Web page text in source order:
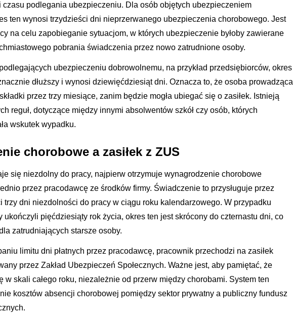
podlegania ubezpieczeniu. Dla osób objętych ubezpieczeniem
ten wynosi trzydzieści dni nieprzerwanego ubezpieczenia chorobowego. Jest
na celu zapobieganie sytuacjom, w których ubezpieczenie byłoby zawierane
pobrania świadczenia przez nowo zatrudnione osoby.
ubezpieczeniu dobrowolnemu, na przykład przedsiębiorców, okres
dłuższy i wynosi dziewięćdziesiąt dni. Oznacza to, że osoba prowadząca
przez trzy miesiące, zanim będzie mogła ubiegać się o zasiłek. Istnieją
reguł, dotyczące między innymi absolwentów szkół czy osób, których
wskutek wypadku.
chorobowe a zasiłek z ZUS
się niezdolny do pracy, najpierw otrzymuje wynagrodzenie chorobowe
przez pracodawcę ze środków firmy. Świadczenie to przysługuje przez
trzy dni niezdolności do pracy w ciągu roku kalendarzowego. W przypadku
ukończyli pięćdziesiąty rok życia, okres ten jest skrócony do czternastu dni, co
zatrudniających starsze osoby.
limitu dni płatnych przez pracodawcę, pracownik przechodzi na zasiłek
przez Zakład Ubezpieczeń Społecznych. Ważne jest, aby pamiętać, że
w skali całego roku, niezależnie od przerw między chorobami. System ten
kosztów absencji chorobowej pomiędzy sektor prywatny a publiczny fundusz